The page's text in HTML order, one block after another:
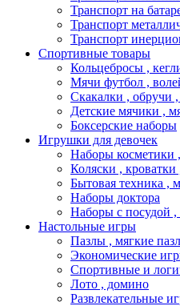
Транспорт на
Транспорт
Транспорт
Спортивные товары
Кольцебросы ,
Мячи футбол ,
Скакалки , обручи
Детские мячики ,
Боксерские наборы
Игрушки для девочек
Наборы косметики
Коляски , кроватки
Бытовая техника ,
Наборы доктора
Наборы с посудой ,
Настольные игры
Пазлы , мягкие
Экономические
Спортивные и
Лото , домино
Развлекательные